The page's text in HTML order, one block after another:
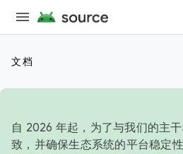
文档
自 2026 年起，为了与我们的主
致，并确保生态系统的平台稳定